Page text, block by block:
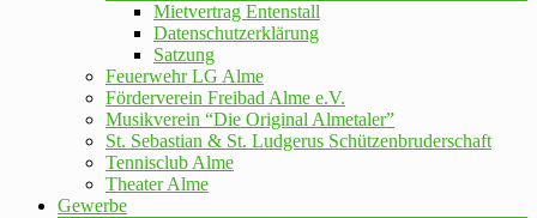
Mietvertrag Entenstall
Datenschutzerklärung
Satzung
Feuerwehr LG Alme
Förderverein Freibad Alme e.V.
Musikverein “Die Original Almetaler”
St. Sebastian & St. Ludgerus Schützenbruderschaft
Tennisclub Alme
Theater Alme
Gewerbe